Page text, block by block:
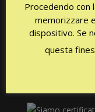
Procedendo con
memorizzare
dispositivo. Se
questa